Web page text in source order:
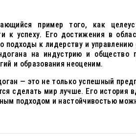
пример того, как
к успеху. Его достижения в
подходы к лидерству и
на индустрию и общество
и образования неоценим.
— это не только успешный
сделать мир лучше. Его история
подходом и настойчивостью